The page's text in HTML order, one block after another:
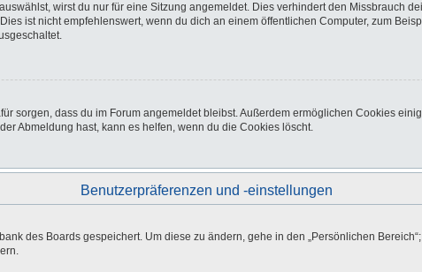
wirst du nur für eine Sitzung angemeldet. Dies verhindert den Missbrauch
ist nicht empfehlenswert, wenn du dich an einem öffentlichen Computer, zum
sorgen, dass du im Forum angemeldet bleibst. Außerdem ermöglichen Cookies
Abmeldung hast, kann es helfen, wenn du die Cookies löscht.
Benutzerpräferenzen und -einstellungen
des Boards gespeichert. Um diese zu ändern, gehe in den „Persönlichen